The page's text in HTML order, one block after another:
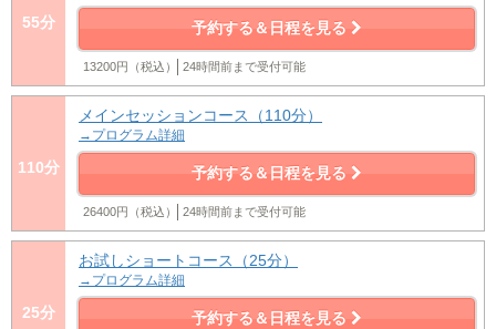
55分 予約する＆日程を見る
13200円（税込） 24時間前まで受付可能
110分
メインセッションコース（110分）
→プログラム詳細
予約する＆日程を見る
26400円（税込） 24時間前まで受付可能
25分
お試しショートコース（25分）
→プログラム詳細
予約する＆日程を見る